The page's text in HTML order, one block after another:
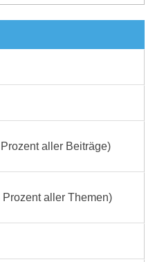
aller Beiträge)
aller Themen)